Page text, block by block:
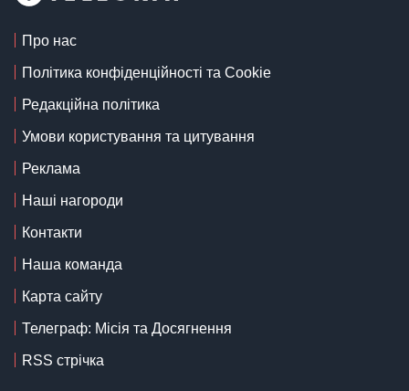
Про нас
Політика конфіденційності та Cookie
Редакційна політика
Умови користування та цитування
Реклама
Наші нагороди
Контакти
Наша команда
Карта сайту
Телеграф: Місія та Досягнення
RSS стрічка